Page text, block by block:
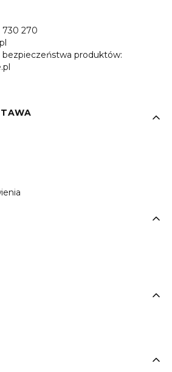
730 270
bezpieczeństwa produktów: